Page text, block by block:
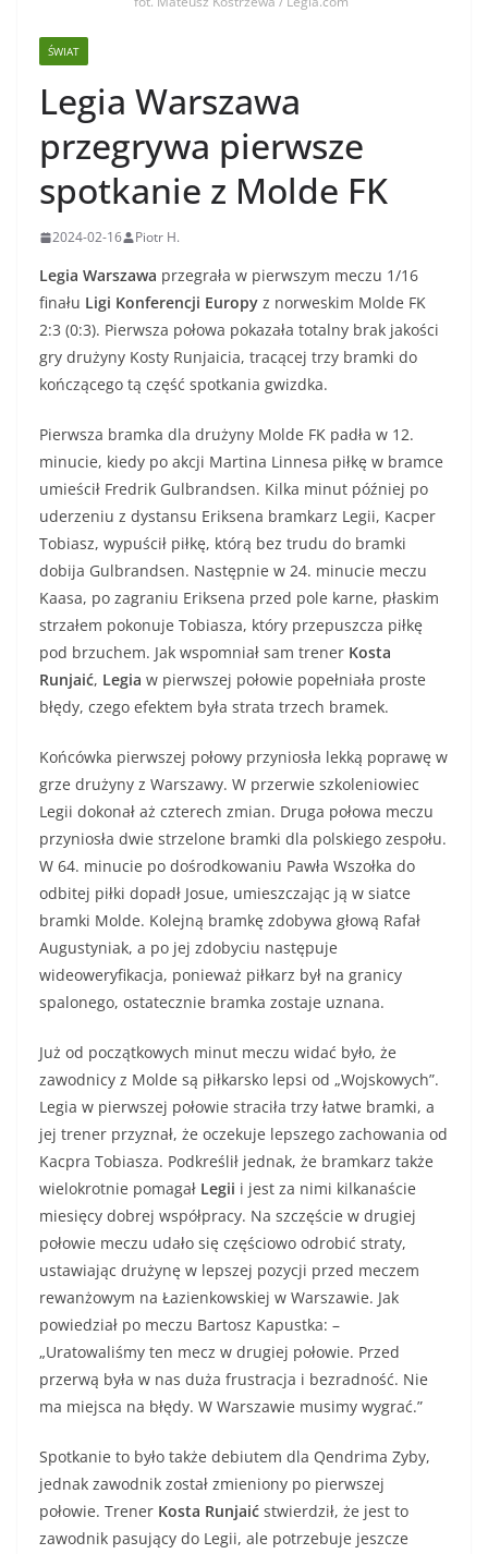
ŚWIAT
Legia Warszawa
przegrywa pierwsze
spotkanie z Molde FK
2024-02-16 Piotr H.
Legia Warszawa przegrała w pierwszym meczu 1/16
finału Ligi Konferencji Europy z norweskim Molde FK
2:3 (0:3). Pierwsza połowa pokazała totalny brak jakości
gry drużyny Kosty Runjaicia, tracącej trzy bramki do
kończącego tą część spotkania gwizdka.
Pierwsza bramka dla drużyny Molde FK padła w 12.
minucie, kiedy po akcji Martina Linnesa piłkę w bramce
umieścił Fredrik Gulbrandsen. Kilka minut później po
uderzeniu z dystansu Eriksena bramkarz Legii, Kacper
Tobiasz, wypuścił piłkę, którą bez trudu do bramki
dobija Gulbrandsen. Następnie w 24. minucie meczu
Kaasa, po zagraniu Eriksena przed pole karne, płaskim
strzałem pokonuje Tobiasza, który przepuszcza piłkę
pod brzuchem. Jak wspomniał sam trener Kosta
Runjaić, Legia w pierwszej połowie popełniała proste
błędy, czego efektem była strata trzech bramek.
Końcówka pierwszej połowy przyniosła lekką poprawę w
grze drużyny z Warszawy. W przerwie szkoleniowiec
Legii dokonał aż czterech zmian. Druga połowa meczu
przyniosła dwie strzelone bramki dla polskiego zespołu.
W 64. minucie po dośrodkowaniu Pawła Wszołka do
odbitej piłki dopadł Josue, umieszczając ją w siatce
bramki Molde. Kolejną bramkę zdobywa głową Rafał
Augustyniak, a po jej zdobyciu następuje
wideoweryfikacja, ponieważ piłkarz był na granicy
spalonego, ostatecznie bramka zostaje uznana.
Już od początkowych minut meczu widać było, że
zawodnicy z Molde są piłkarsko lepsi od „Wojskowych”.
Legia w pierwszej połowie straciła trzy łatwe bramki, a
jej trener przyznał, że oczekuje lepszego zachowania od
Kacpra Tobiasza. Podkreślił jednak, że bramkarz także
wielokrotnie pomagał Legii i jest za nimi kilkanaście
miesięcy dobrej współpracy. Na szczęście w drugiej
połowie meczu udało się częściowo odrobić straty,
ustawiając drużynę w lepszej pozycji przed meczem
rewanżowym na Łazienkowskiej w Warszawie. Jak
powiedział po meczu Bartosz Kapustka: –
„Uratowaliśmy ten mecz w drugiej połowie. Przed
przerwą była w nas duża frustracja i bezradność. Nie
ma miejsca na błędy. W Warszawie musimy wygrać.”
Spotkanie to było także debiutem dla Qendrima Zyby,
jednak zawodnik został zmieniony po pierwszej
połowie. Trener Kosta Runjaić stwierdził, że jest to
zawodnik pasujący do Legii, ale potrzebuje jeszcze